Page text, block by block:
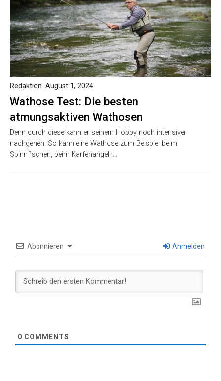
Wathose Test: Die besten
atmungsaktiven Wathosen
Redaktion August 1, 2024
Denn durch diese kann er seinem Hobby noch intensiver
nachgehen. So kann eine Wathose zum Beispiel beim
Spinnfischen, beim Karfenangeln…
Abonnieren Anmelden
0 COMMENTS